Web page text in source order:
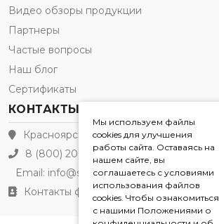
Мы используем файлы
cookies для улучшения
работы сайта. Оставаясь на
нашем сайте, вы
соглашаетесь с условиями
использования файлов
cookies. Чтобы ознакомиться
с нашими Положениями о
Видео обзоры продукции
Партнеры
Частые вопросы
Наш блог
Сертификаты
КОНТАКТЫ
Красноярск
8 (800) 200-21-91
Email: info@sleepkaif.ru
Контакты филиалов